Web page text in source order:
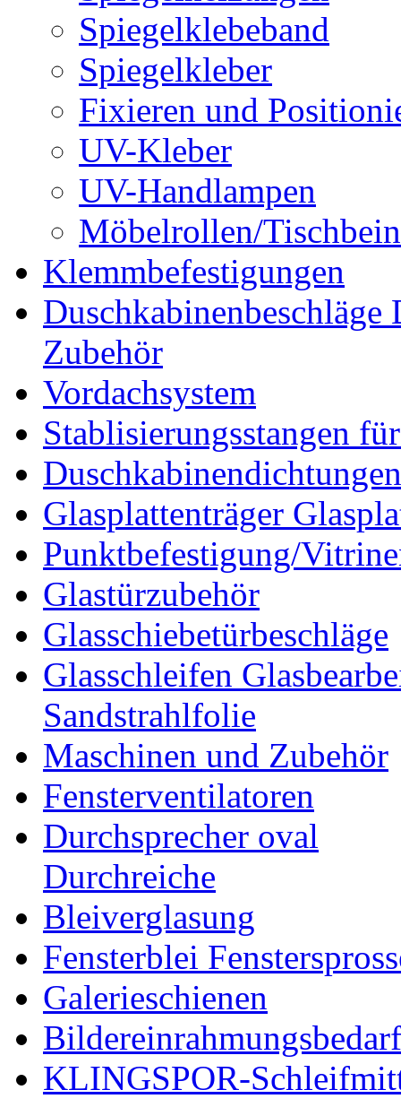
Spiegelklebeband
Spiegelkleber
Fixieren und
UV-Kleber
UV-Handlampen
Möbelrollen/
Klemmbefestigungen
Zubehör
Vordachsystem
Stablisierungsstangen
Duschkabinendichtungen
Glasplattenträger
Punktbefestigung/
Glastürzubehör
Glasschiebetürbeschläge
Glasschleifen
Sandstrahlfolie
Maschinen und Zubehör
Fensterventilatoren
Durchsprecher oval
Durchreiche
Bleiverglasung
Fensterblei
Galerieschienen
Bildereinrahmungsbedarf
KLINGSPOR-